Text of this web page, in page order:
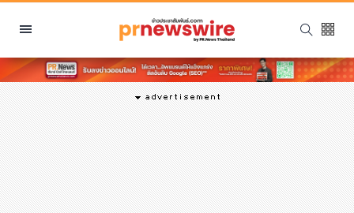
หมวดหมู่
พีอาร์ นิวส์ไวร์
สินค้า, บริการ
โปรโมชั่น
งานอีเว้นท์
รีวิว
บันเทิง